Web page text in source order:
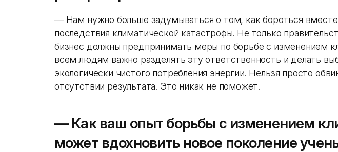
— Нам нужно больше задумываться о том, как бороться
последствия климатической катастрофы. Не только
бизнес должны предпринимать меры по борьбе с изменением
всем людям важно разделять эту ответственность и делать
экологически чистого потребления энергии. Нельзя просто
отсутствии результата. Это никак не поможет.
— Как ваш опыт борьбы с изменением
может вдохновить новое поколение